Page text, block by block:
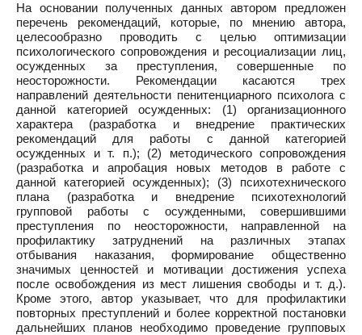
На основании полученных данных автором предложен
перечень рекомендаций, которые, по мнению автора,
целесообразно проводить с целью оптимизации
психологического сопровождения и ресоциализации лиц,
осужденных за преступления, совершенные по
неосторожности. Рекомендации касаются трех
направлений деятельности пенитенциарного психолога с
данной категорией осужденных: (1) организационного
характера (разработка и внедрение практических
рекомендаций для работы с данной категорией
осужденных и т. п.); (2) методического сопровождения
(разработка и апробация новых методов в работе с
данной категорией осужденных); (3) психотехнического
плана (разработка и внедрение психотехнологий
групповой работы с осужденными, совершившими
преступления по неосторожности, направленной на
профилактику затруднений на различных этапах
отбывания наказания, формирование общественно
значимых ценностей и мотивации достижения успеха
после освобождения из мест лишения свободы и т. д.).
Кроме этого, автор указывает, что для профилактики
повторных преступлений и более корректной постановки
дальнейших планов необходимо проведение групповых